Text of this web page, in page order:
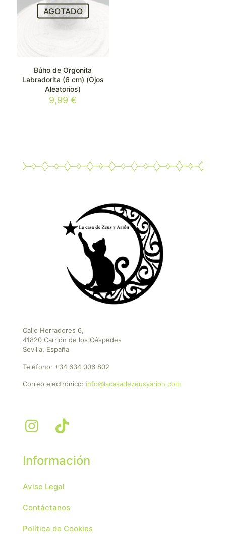
AGOTADO
Búho de Orgonita
Labradorita (6 cm) (Ojos
Aleatorios)
9,99€
Calle Herradores 6,
41820 Carrión de los Céspedes
Sevilla, España
Teléfono: +34 634 006 802
Correo electrónico: info@lacasadezeusyarion.com
Información
Aviso Legal
Contáctanos
Política de Cookies